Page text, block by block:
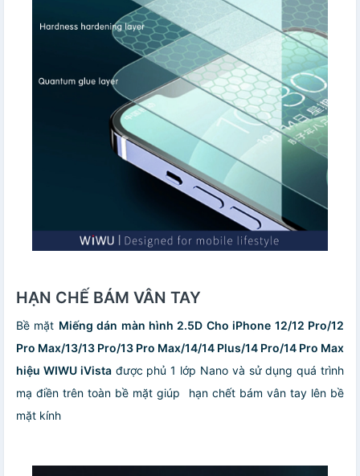
HẠN CHẾ BÁM VÂN TAY
Bề mặt Miếng dán màn hình 2.5D Cho iPhone 12/12 Pro/12
Pro Max/13/13 Pro/13 Pro Max/14/14 Plus/14 Pro/14 Pro Max
hiệu WIWU iVistađược phủ 1 lớp Nano và sử dụng quá trình
mạ điền trên toàn bề mặt giúp hạn chết bám vân tay lên bề
mặt kính